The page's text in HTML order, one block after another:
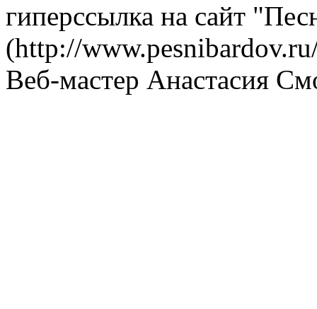
гиперссылка на сайт
(http://
Веб-мастер Анастасия